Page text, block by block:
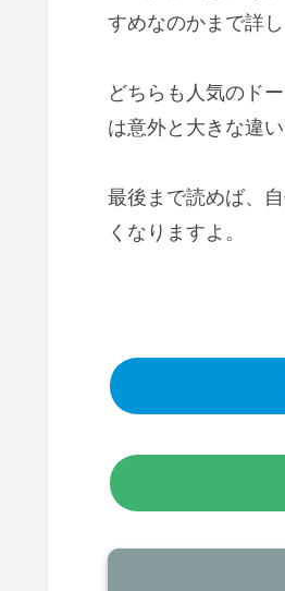
すめなのかまで詳し
どちらも人気のド
は意外と大きな違い
最後まで読めば、
くなりますよ。